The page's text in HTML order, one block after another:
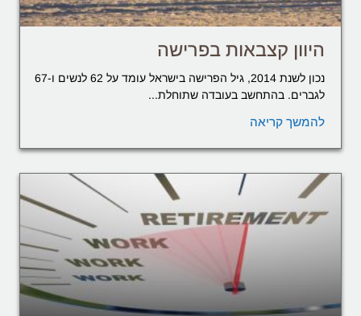
היוון קצבאות בפרישה
נכון לשנת 2014, גיל הפרישה בישראל עומד על 62 לנשים ו-67
לגברים. בהתחשב בעובדה שתוחלת...
להמשך קריאה